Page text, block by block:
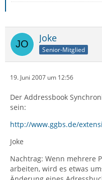
Joke
Senior-Mitglied
19. Juni 2007 um 12:56
Der Addressbook
sein:
http://www.ggbs.de/
Joke
Nachtrag: Wenn mehrere
arbeiten, wird es etwas